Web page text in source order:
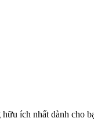
ích nhất dành cho